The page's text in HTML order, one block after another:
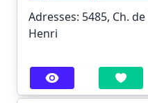
Adresses: 5485, Ch.
Henri